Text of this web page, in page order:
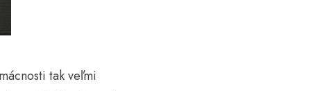
tak veľmi